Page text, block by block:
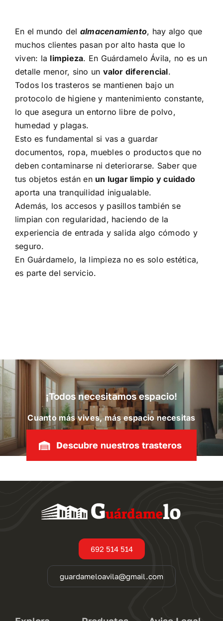
En el mundo del almacenamiento, hay algo que
muchos clientes pasan por alto hasta que lo
viven: la limpieza. En Guárdamelo Ávila, no es un
detalle menor, sino un valor diferencial.
Todos los trasteros se mantienen bajo un
protocolo de higiene y mantenimiento constante,
lo que asegura un entorno libre de polvo,
humedad y plagas.
Esto es fundamental si vas a guardar
documentos, ropa, muebles o productos que no
deben contaminarse ni deteriorarse. Saber que
tus objetos están en un lugar limpio y cuidado
aporta una tranquilidad inigualable.
Además, los accesos y pasillos también se
limpian con regularidad, haciendo de la
experiencia de entrada y salida algo cómodo y
seguro.
En Guárdamelo, la limpieza no es solo estética,
es parte del servicio.
¡Todos necesitamos espacio!
Cuanto más vives, más espacio necesitas
Descubre nuestros trasteros
692 514 514
guardameloavila@gmail.com